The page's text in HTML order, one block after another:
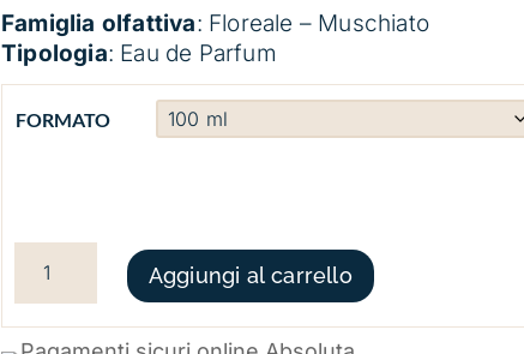
Famiglia olfattiva: Floreale – Muschiato
Tipologia: Eau de Parfum
FORMATO
PAR AMOUR POUR ELLE QUANTITÀ
Aggiungi al carrello